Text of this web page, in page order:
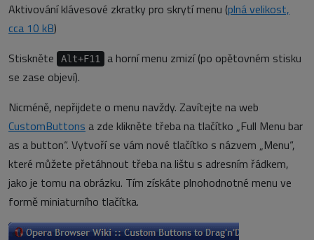
Aktivování klávesové zkratky pro skrytí menu (plná velikost,
cca 10 kB)
Stiskněte
Alt+F11
a horní menu zmizí (po opětovném stisku
se zase objeví).
Nicméně, nepřijdete o menu navždy. Zavítejte na web
CustomButtons a zde klikněte třeba na tlačítko „Full Menu bar
as a button“. Vytvoří se vám nové tlačítko s názvem „Menu“,
které můžete přetáhnout třeba na lištu s adresním řádkem,
jako je tomu na obrázku. Tím získáte plnohodnotné menu ve
formě miniaturního tlačítka.